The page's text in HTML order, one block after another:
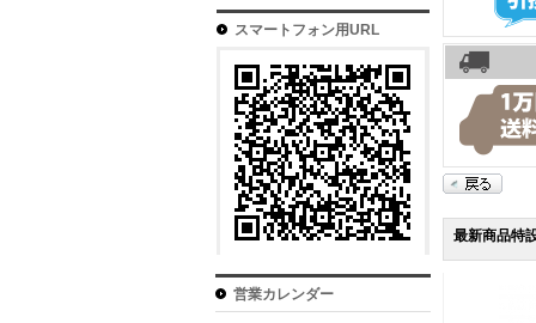
最新商品特
スマートフォン用URL
営業カレンダー